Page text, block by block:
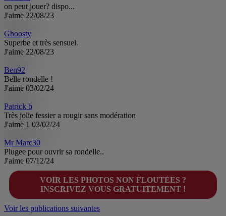
on peut jouer? dispo...
J'aime 22/08/23
Ghoosty
Superbe et très sensuel.
J'aime 22/08/23
Ben92
Belle rondelle !
J'aime 03/02/24
Patrick b
Très jolie fessier a rougir sans modération
J'aime 1 03/02/24
Mr Marc30
Plugee pour ouvrir sa rondelle..
J'aime 07/12/24
VOIR LES PHOTOS NON FLOUTÉES ?
INSCRIVEZ VOUS GRATUITEMENT !
Voir les publications suivantes